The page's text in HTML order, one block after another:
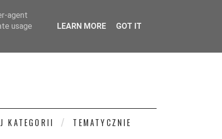
KATEGORII TEMATYCZNIE
agent
usage
LEARN MORE GOT IT